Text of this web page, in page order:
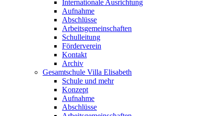
Internationale Ausrichtung
Aufnahme
Abschlüsse
Arbeitsgemeinschaften
Schulleitung
Förderverein
Kontakt
Archiv
Gesamtschule Villa Elisabeth
Schule und mehr
Konzept
Aufnahme
Abschlüsse